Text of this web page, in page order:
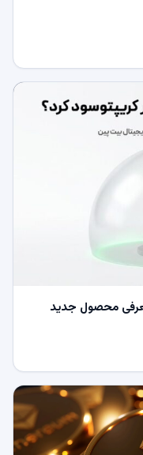
محصول جدید